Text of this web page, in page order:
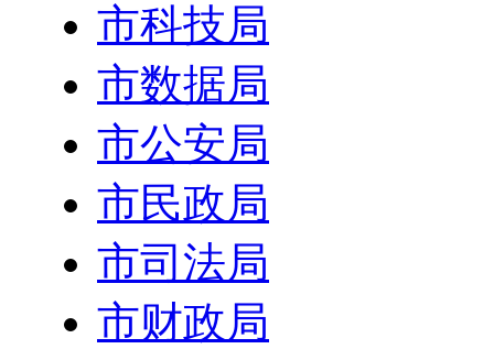
市科技局
市数据局
市公安局
市民政局
市司法局
市财政局